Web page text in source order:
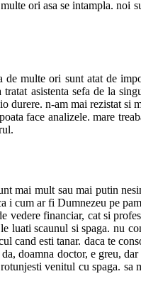
ori asa se intampla.
de multe ori sunt atat de
asistenta sefa de la
n-am mai rezistat
face analizele. mare
mai mult sau mai putin
i cum ar fi Dumnezeu pe
vedere financiar, cat si
luati scaunul si spaga. nu
cand esti tanar. daca te
doamna doctor, e greu,
venitul cu spaga.